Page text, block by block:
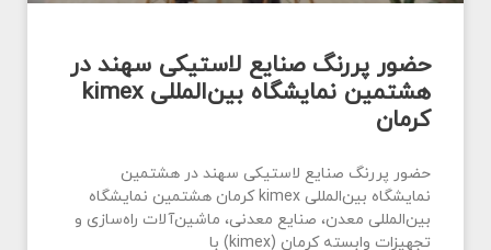
حضور پررنگ صنایع لاستیکی سهند در
هشتمین نمایشگاه بین‌المللی kimex
کرمان
حضور پررنگ صنایع لاستیکی سهند در هشتمین
نمایشگاه بین‌المللی kimex کرمان هشتمین نمایشگاه
بین‌المللی معدن، صنایع معدنی، ماشین‌آلات راه‌سازی و
تجهیزات وابسته کرمان (kimex) با